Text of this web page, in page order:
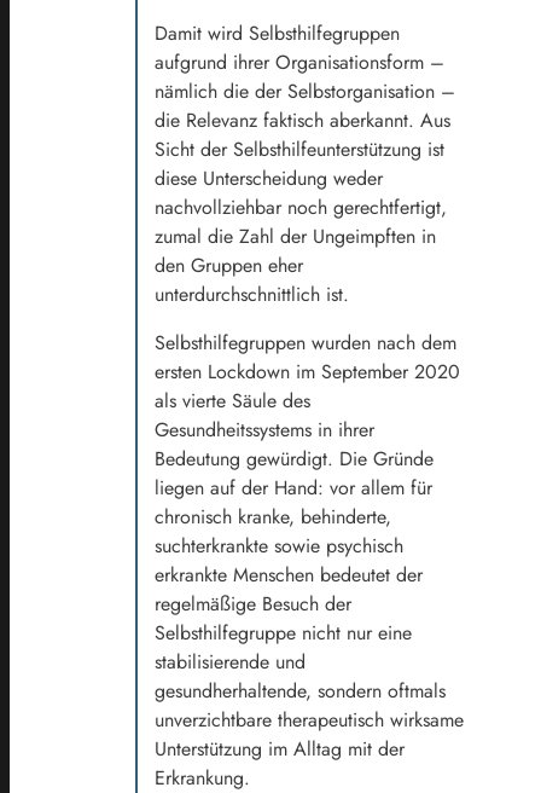
Damit wird Selbsthilfegruppen
aufgrund ihrer Organisationsform –
nämlich die der Selbstorganisation –
die Relevanz faktisch aberkannt. Aus
Sicht der Selbsthilfeunterstützung ist
diese Unterscheidung weder
nachvollziehbar noch gerechtfertigt,
zumal die Zahl der Ungeimpften in
den Gruppen eher
unterdurchschnittlich ist.
Selbsthilfegruppen wurden nach dem
ersten Lockdown im September 2020
als vierte Säule des
Gesundheitssystems in ihrer
Bedeutung gewürdigt. Die Gründe
liegen auf der Hand: vor allem für
chronisch kranke, behinderte,
suchterkrankte sowie psychisch
erkrankte Menschen bedeutet der
regelmäßige Besuch der
Selbsthilfegruppe nicht nur eine
stabilisierende und
gesundherhaltende, sondern oftmals
unverzichtbare therapeutisch wirksame
Unterstützung im Alltag mit der
Erkrankung.